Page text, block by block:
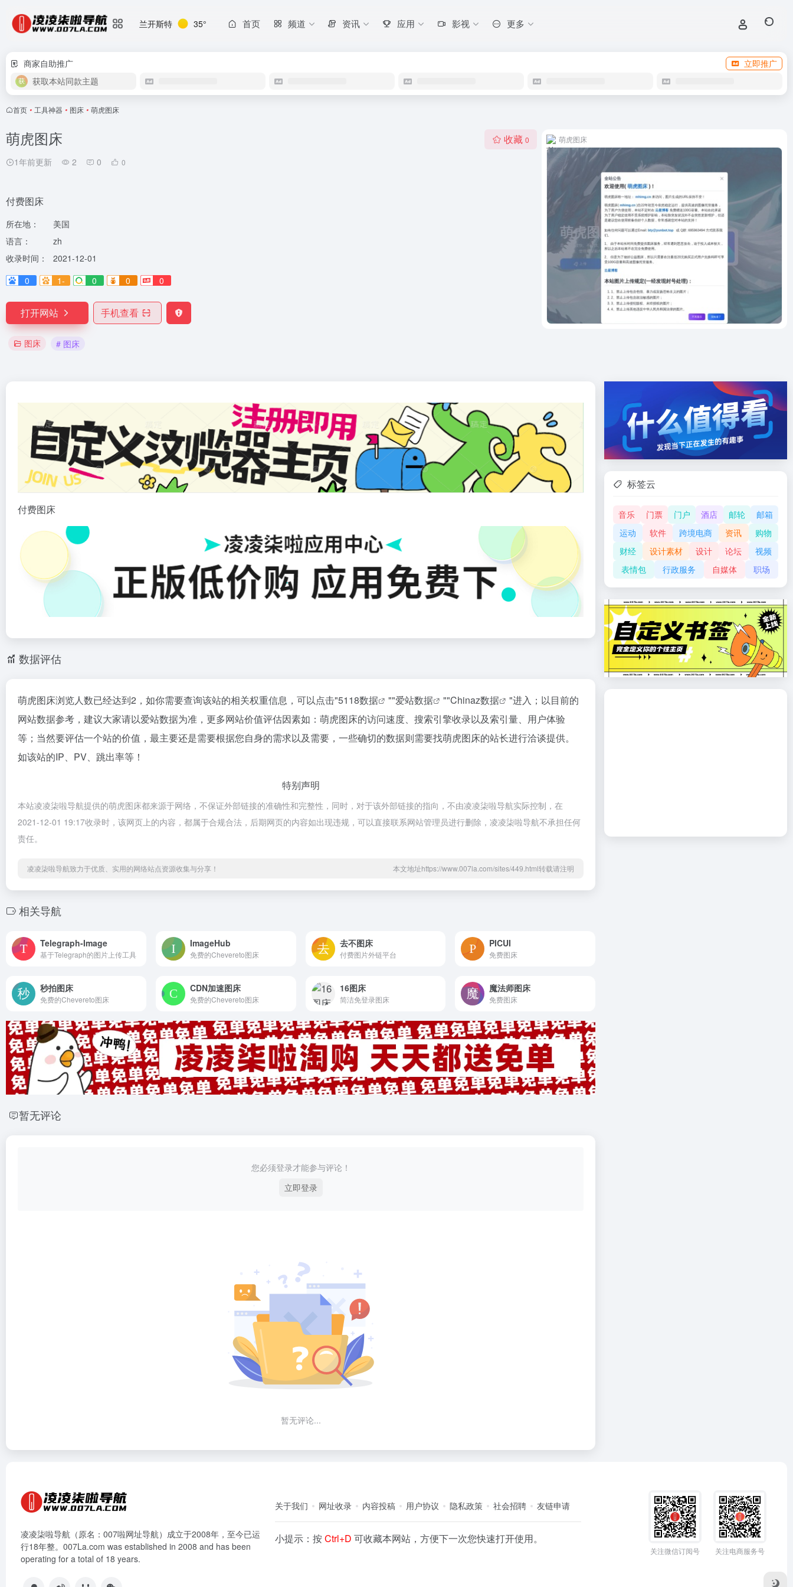
兰开斯特 35° 首页 频道 资讯 应用 影视 更多
商家自助推广
立即推广
获取本站同款主题
首页 • 工具神器 • 图床 • 萌虎图床
萌虎图床
1年前更新 2 0 0
收藏 0
付费图床
所在地：
美国
语言：
zh
收录时间：
2021-12-01
0
1- 0 0 0
打开网站 手机查看
图床 # 图床
萌虎图床
付费图床
数据评估
萌虎图床浏览人数已经达到2，如你需要查询该站的相关权重信息，可以点击"5118数据 ""爱站数据 ""Chinaz数据
"进入；以目前的
网站数据参考，建议大家请以爱站数据为准，更多网站价值评估因素如：萌虎图床的访问速度、搜索引擎收录以及索引量、用户体验
等；当然要评估一个站的价值，最主要还是需要根据您自身的需求以及需要，一些确切的数据则需要找萌虎图床的站长进行洽谈提供。
如该站的IP、PV、跳出率等！
特别声明
本站凌凌柒啦导航提供的萌虎图床都来源于网络，不保证外部链接的准确性和完整性，同时，对于该外部链接的指向，不由凌凌柒啦导航实际控制，在
2021-12-01 19:17收录时，该网页上的内容，都属于合规合法，后期网页的内容如出现违规，可以直接联系网站管理员进行删除，凌凌柒啦导航不承担任何
责任。
凌凌柒啦导航致力于优质、实用的网络站点资源收集与分享！ 本文地址https://www.007la.com/sites/449.html转载请注明
相关导航
Telegraph-Image
基于Telegraph的图片上传工具
ImageHub
免费的Chevereto图床
去不图床
付费图片外链平台
PICUI
免费图床
秒拍图床
免费的Chevereto图床
CDN加速图床
免费的Chevereto图床
16图床
简洁免登录图床
魔法师图床
免费图床
暂无评论
您必须登录才能参与评论！
立即登录
暂无评论...
标签云
音乐 门票 门户 酒店 邮轮
邮箱
运动
软件 跨境电商 资讯
购物
财经
设计素材 设计 论坛
视频
表情包
行政服务 自媒体 职场
凌凌柒啦导航（原名：007啦网址导航）成立于2008年，至今已运
行18年整。007La.com was established in 2008 and has been
operating for a total of 18 years.
关于我们 网址收录 内容投稿 用户协议 隐私政策 社会招聘 友链申请
小提示：按Ctrl+D可收藏本网站，方便下一次您快速打开使用。
关注微信订阅号 关注电商服务号